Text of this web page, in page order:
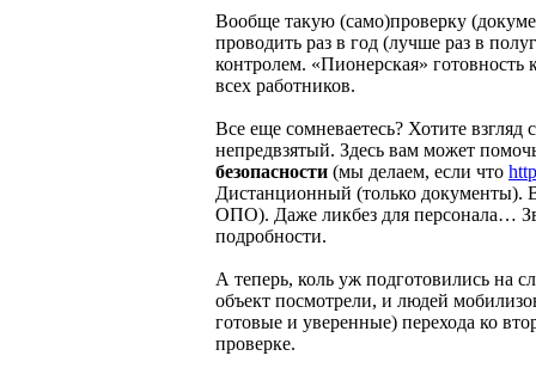
Вообще такую (само)проверку
проводить раз в год (лучше раз в
контролем. «Пионерская»
всех работников.
Все еще сомневаетесь? Хотите
непредвзятый. Здесь вам может
безопасности (мы делаем, если что
Дистанционный (только документы).
ОПО). Даже ликбез для персонала…
подробности.
А теперь, коль уж подготовились на
объект посмотрели, и людей
готовые и уверенные) перехода ко
проверке.